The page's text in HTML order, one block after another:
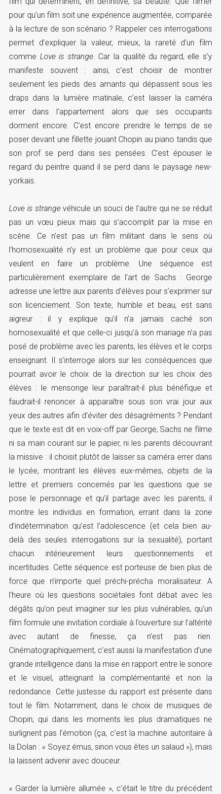
pour qu’un film soit une expérience augmentée, comparée
à la lecture de son scénario ? Rappeler ces interrogations
permet d’expliquer la valeur, mieux, la rareté d’un film
comme Love is strange. Car la qualité du regard, elle s’y
manifeste souvent : ainsi, c’est choisir de montrer
seulement les pieds des amants qui dépassent sous les
draps dans la lumière matinale, c’est laisser la caméra
errer dans l’appartement alors que ses occupants
dorment encore. C’est encore prendre le temps de se
poser devant une fillette jouant Chopin au piano tandis que
son prof se perd dans ses pensées. C’est épouser le
regard du peintre quand il se perd dans le paysage new-
yorkais.
Love is strangevéhicule un souci de l’autre qui ne se réduit
pas un vœu pieux mais qui s’accomplit par la mise en
scène. Ce n’est pas un film militant dans le sens où
l’homosexualité n’y est un problème que pour ceux qui
veulent en faire un problème. Une séquence est
particulièrement exemplaire de l’art de Sachs : George
adresse une lettre aux parents d’élèves pour s’exprimer sur
son licenciement. Son texte, humble et beau, est sans
aigreur : il y explique qu’il n’a jamais caché son
homosexualité et que celle-ci jusqu’à son mariage n’a pas
posé de problème avec les parents, les élèves et le corps
enseignant. Il s’interroge alors sur les conséquences que
pourrait avoir le choix de la direction sur les choix des
élèves : le mensonge leur paraîtrait-il plus bénéfique et
faudrait-il renoncer à apparaître sous son vrai jour aux
yeux des autres afin d’éviter des désagréments ? Pendant
que le texte est dit en voix-off par George, Sachs ne filme
ni sa main courant sur le papier, ni les parents découvrant
la missive : il choisit plutôt de laisser sa caméra errer dans
le lycée, montrant les élèves eux-mêmes, objets de la
lettre et premiers concernés par les questions que se
pose le personnage et qu’il partage avec les parents, il
montre les individus en formation, errant dans la zone
d’indétermination qu’est l’adolescence (et cela bien au-
delà des seules interrogations sur la sexualité), portant
chacun intérieurement leurs questionnements et
incertitudes. Cette séquence est porteuse de bien plus de
force que n’importe quel préchi-précha moralisateur. A
l’heure où les questions sociétales font débat avec les
dégâts qu’on peut imaginer sur les plus vulnérables, qu’un
film formule une invitation cordiale à l’ouverture sur l’altérité
avec autant de finesse, ça n’est pas rien.
Cinématographiquement, c’est aussi la manifestation d’une
grande intelligence dans la mise en rapport entre le sonore
et le visuel, atteignant la complémentarité et non la
redondance. Cette justesse du rapport est présente dans
tout le film. Notamment, dans le choix de musiques de
Chopin, qui dans les moments les plus dramatiques ne
surlignent pas l’émotion (ça, c’est la machine autoritaire à
la Dolan : « Soyez émus, sinon vous êtes un salaud »), mais
la laissent advenir avec douceur.
« Garder la lumière allumée », c’était le titre du précédent